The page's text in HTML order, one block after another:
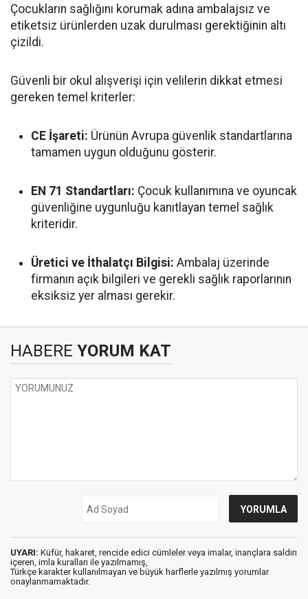
Çocukların sağlığını korumak adına ambalajsız ve
etiketsiz ürünlerden uzak durulması gerektiğinin altı
çizildi.
Güvenli bir okul alışverişi için velilerin dikkat etmesi
gereken temel kriterler:
CE İşareti: Ürünün Avrupa güvenlik standartlarına
tamamen uygun olduğunu gösterir.
EN 71 Standartları: Çocuk kullanımına ve oyuncak
güvenliğine uygunluğu kanıtlayan temel sağlık
kriteridir.
Üretici ve İthalatçı Bilgisi: Ambalaj üzerinde
firmanın açık bilgileri ve gerekli sağlık raporlarının
eksiksiz yer alması gerekir.
HABERE YORUM KAT
UYARI: Küfür, hakaret, rencide edici cümleler veya imalar, inançlara saldırı
içeren, imla kuralları ile yazılmamış,
Türkçe karakter kullanılmayan ve büyük harflerle yazılmış yorumlar
onaylanmamaktadır.